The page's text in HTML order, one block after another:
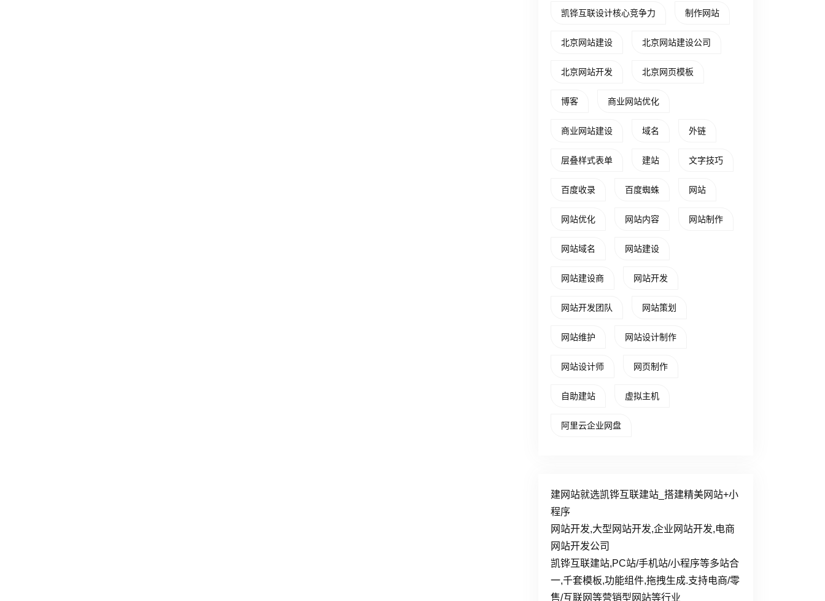
凯铧互联设计核心竞争力 制作网站
北京网站建设 北京网站建设公司
北京网站开发 北京网页模板
博客 商业网站优化
商业网站建设 域名 外链
层叠样式表单 建站 文字技巧
百度收录 百度蜘蛛 网站
网站优化 网站内容 网站制作
网站域名 网站建设
网站建设商 网站开发
网站开发团队 网站策划
网站维护 网站设计制作
网站设计师 网页制作
自助建站 虚拟主机
阿里云企业网盘
建网站就选凯铧互联建站_搭建精美网站+小
程序
网站开发,大型网站开发,企业网站开发,电商
网站开发公司
凯铧互联建站,PC站/手机站/小程序等多站合
一,千套模板,功能组件,拖拽生成.支持电商/零
售/互联网等营销型网站等行业